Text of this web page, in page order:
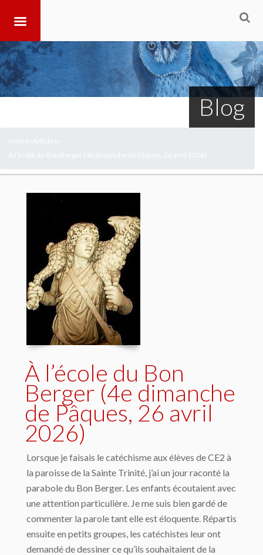
Blog
À l’école du Bon
Berger (4e dimanche
de Pâques, 26 avril
2026)
Lorsque je faisais le catéchisme aux élèves de CE2 à
la paroisse de la Sainte Trinité, j’ai un jour raconté la
parabole du Bon Berger. Les enfants écoutaient avec
une attention particulière. Je me suis bien gardé de
commenter la parole tant elle est éloquente. Répartis
ensuite en petits groupes, les catéchistes leur ont
demandé de dessiner ce qu’ils souhaitaient de la